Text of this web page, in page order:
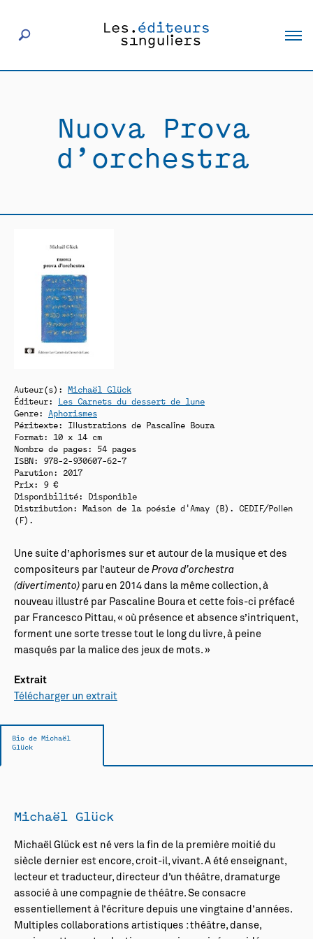
Éditeurs
Actualités
Rencontres
Nuova Prova
d’orchestra
Auteur(s): Michaël Glück
Éditeur: Les Carnets du dessert de lune
Genre: Aphorismes
Péritexte: Illustrations de Pascaline Boura
Format: 10 x 14 cm
Nombre de pages: 54 pages
ISBN: 978-2-930607-62-7
Parution: 2017
Prix: 9 €
Disponibilité:
Disponible
Distribution: Maison de la poésie d'Amay (B). CEDIF/Pollen
(F).
Une suite d’aphorismes sur et autour de la musique et des
compositeurs par l’auteur de Prova d’orchestra
(divertimento) paru en 2014 dans la même collection, à
nouveau illustré par Pascaline Boura et cette fois-ci préfacé
par Francesco Pittau, « où présence et absence s’intriquent,
forment une sorte tresse tout le long du livre, à peine
masqués par la malice des jeux de mots. »
Extrait
Télécharger un extrait
Bio de Michaël
Glück
Michaël Glück
Michaël Glück est né vers la fin de la première moitié du
siècle dernier est encore, croit-il, vivant. A été enseignant,
lecteur et traducteur, directeur d’un théâtre, dramaturge
associé à une compagnie de théâtre. Se consacre
essentiellement à l’écriture depuis une vingtaine d’années.
Multiples collaborations artistiques : théâtre, danse,